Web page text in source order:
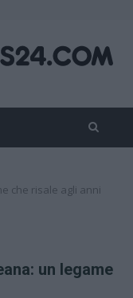
che risale agli anni
un legame